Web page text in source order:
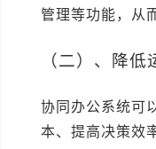
管理等功能，从
（二）、降低
协同办公系统可
本、提高决策效